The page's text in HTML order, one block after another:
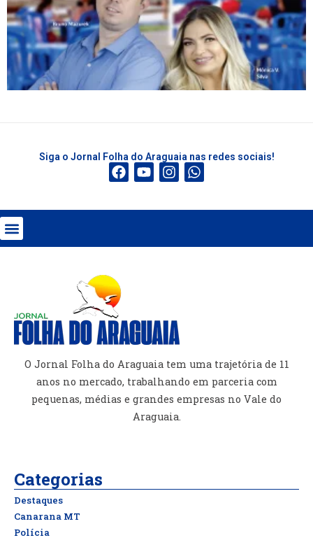
Siga o Jornal Folha do Araguaia nas redes sociais!
O Jornal Folha do Araguaia tem uma trajetória de 11
anos no mercado, trabalhando em parceria com
pequenas, médias e grandes empresas no Vale do
Araguaia.
Categorias
Destaques
Canarana MT
Polícia